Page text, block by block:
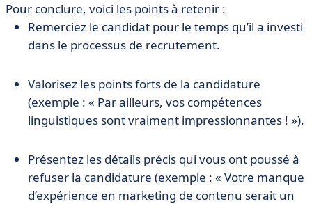
Pour conclure, voici les points à retenir :
Remerciez le candidat pour le temps qu’il a investi
dans le processus de recrutement.
Valorisez les points forts de la candidature
(exemple : « Par ailleurs, vos compétences
linguistiques sont vraiment impressionnantes ! »).
Présentez les détails précis qui vous ont poussé à
refuser la candidature (exemple : « Votre manque
d’expérience en marketing de contenu serait un